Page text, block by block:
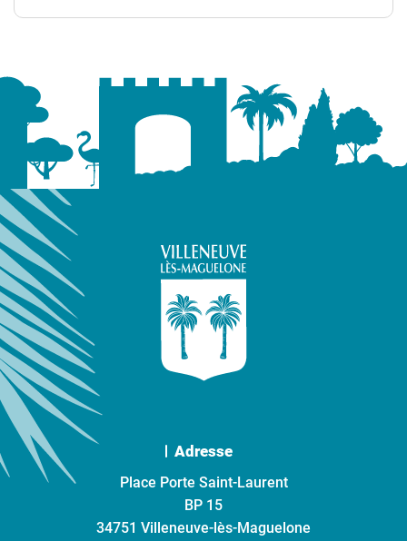
Adresse
Place Porte Saint-Laurent
BP 15
34751 Villeneuve-lès-Maguelone